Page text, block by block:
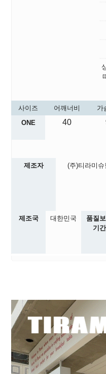
사이즈
어깨너비 가
ONE
40
제조자 (주)티라미슈
제조국
대한민국
품질
기간